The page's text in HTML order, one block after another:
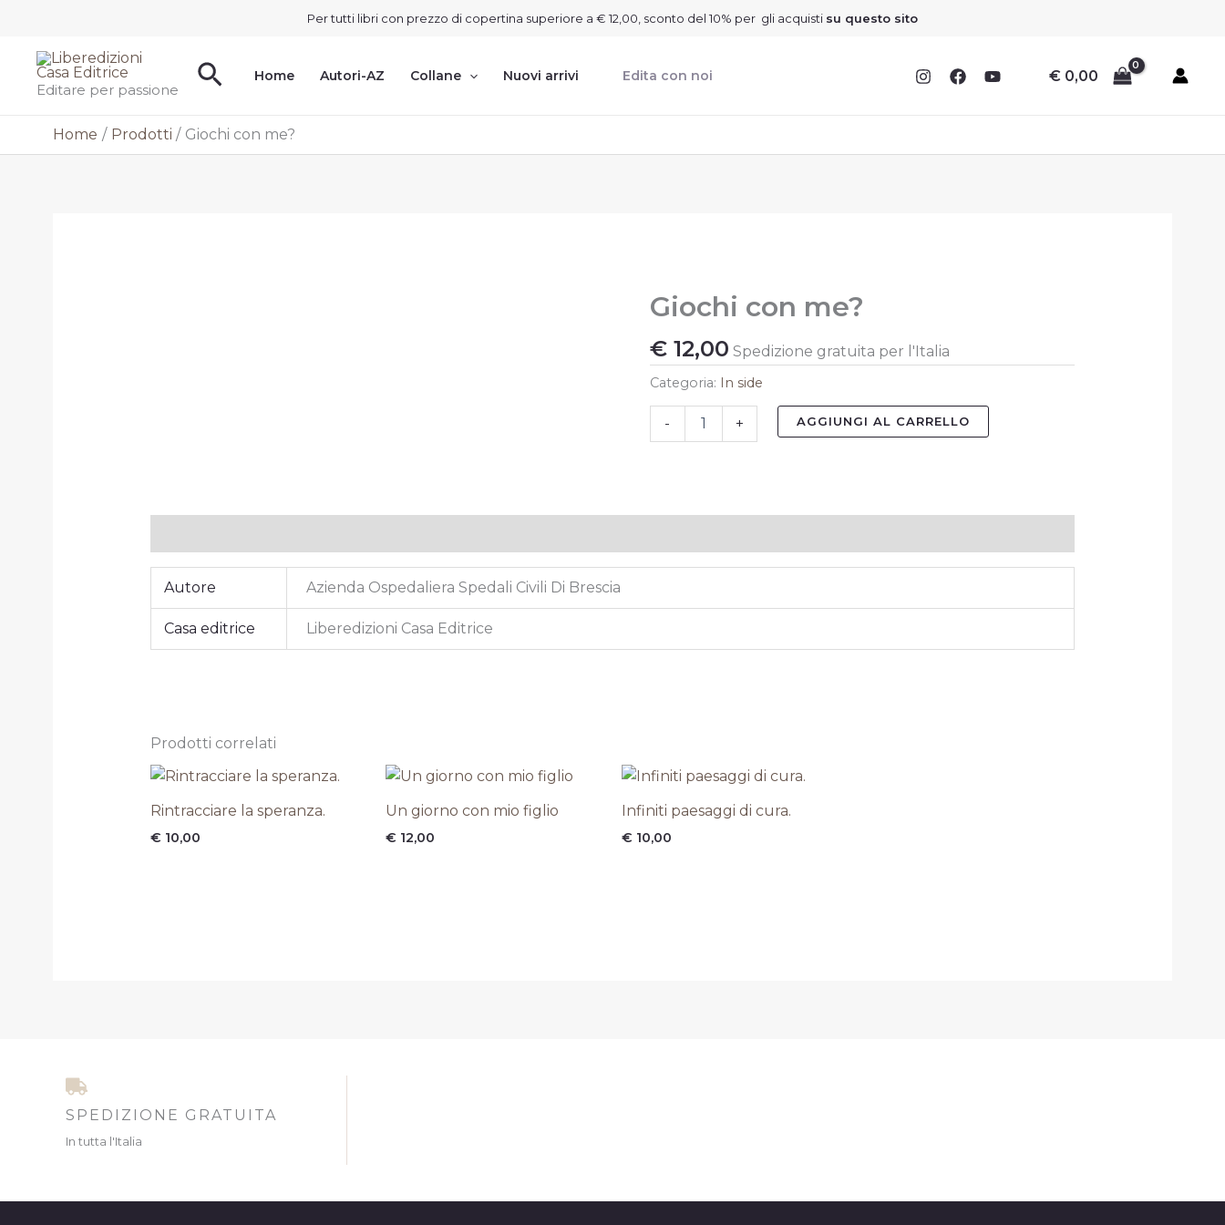
contenuto
Per tutti libri con prezzo di copertina superiore a € 12,00, sconto del 10% per gli acquisti su questo sito
Editare per passione CercaHome Autori-AZ Collane Nuovi arrivi Edita con noi € 0,00
Home Prodotti Giochi con me?
Giochi con me?
€12,00 Spedizione gratuita per l'Italia
Categoria: In side
-
Giochi
con
quantità
+ AGGIUNGI AL CARRELLO
Autore Azienda Ospedaliera Spedali Civili Di Brescia
Casa editrice Liberedizioni Casa Editrice
Prodotti correlati
Rintracciare la speranza.
€ 10,00
Un giorno con mio figlio
€ 12,00
Infiniti paesaggi di cura.
€ 10,00
SPEDIZIONE GRATUITA
In tutta l'Italia